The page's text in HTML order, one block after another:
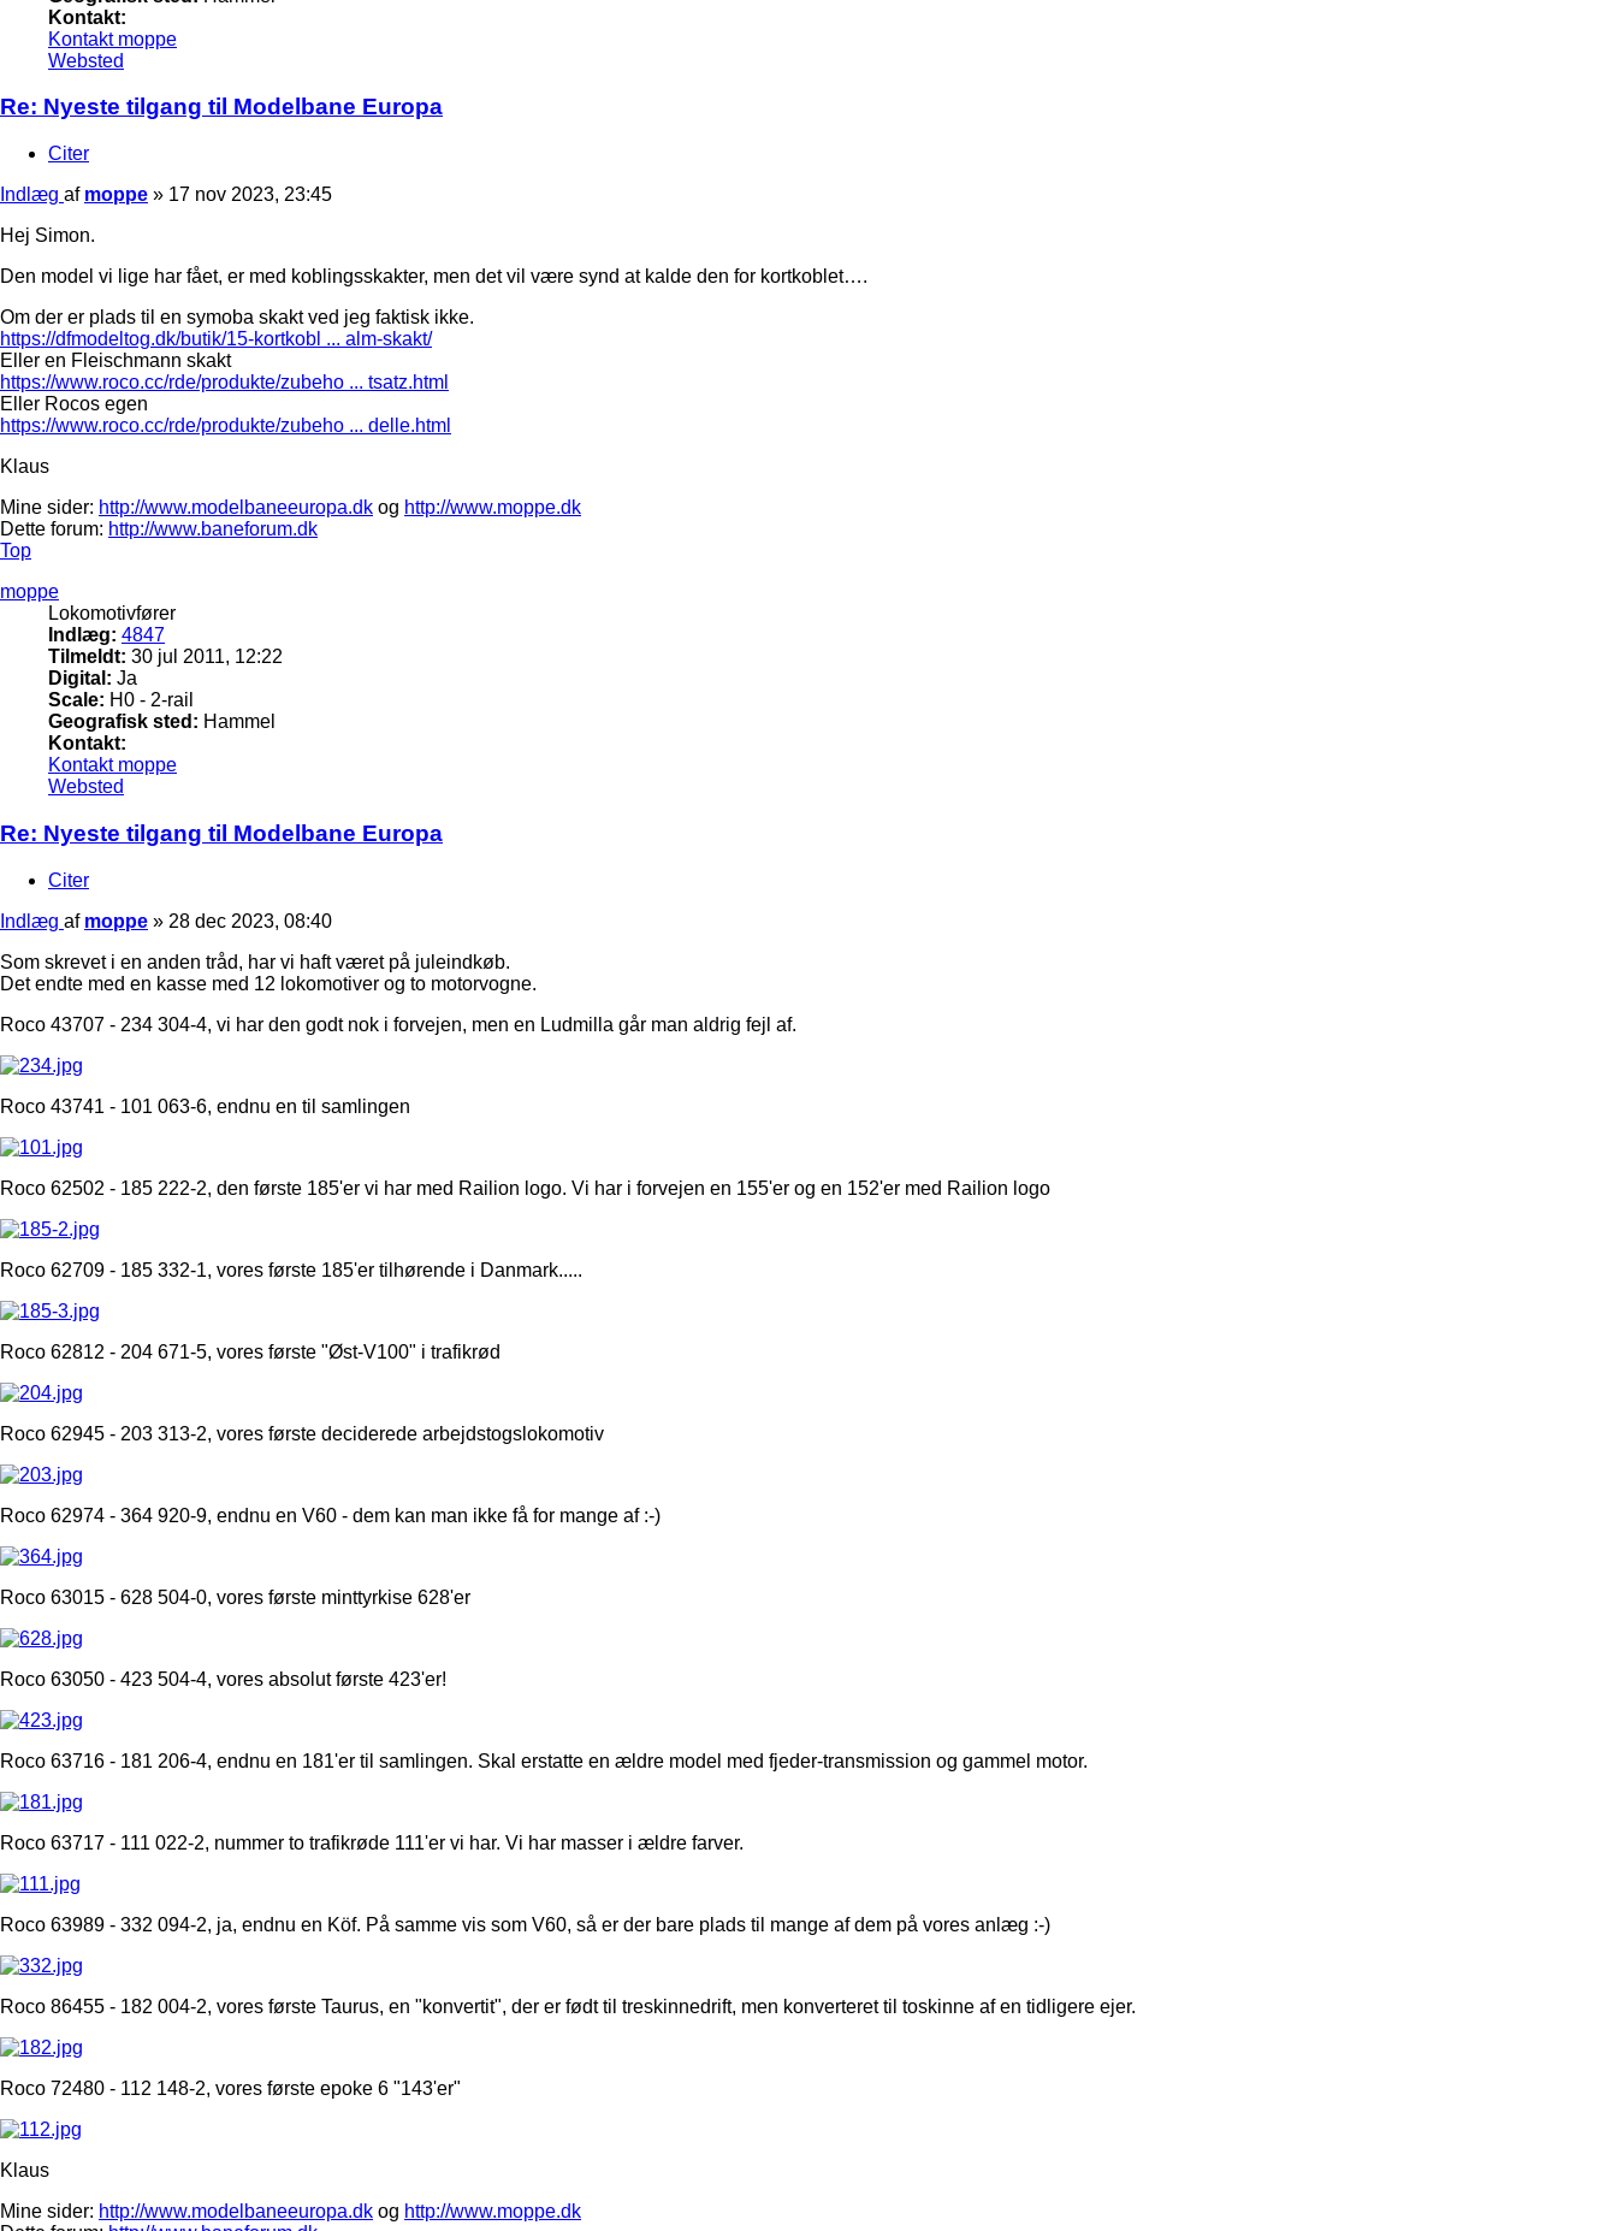
Kontakt:
Kontakt moppe
Websted
Re: Nyeste tilgang til Modelbane Europa
Citer
Indlæg af moppe » 17 nov 2023, 23:45
Hej Simon.
Den model vi lige har fået, er med koblingsskakter, men det vil være synd at kalde den for kortkoblet….
Om der er plads til en symoba skakt ved jeg faktisk ikke.
https://dfmodeltog.dk/butik/15-kortkobl ... alm-skakt/
Eller en Fleischmann skakt
https://www.roco.cc/rde/produkte/zubeho ... tsatz.html
Eller Rocos egen
https://www.roco.cc/rde/produkte/zubeho ... delle.html
Klaus
Mine sider: http://www.modelbaneeuropa.dk og http://www.moppe.dk
Dette forum: http://www.baneforum.dk
Top
moppe
Lokomotivfører
Indlæg: 4847
Tilmeldt: 30 jul 2011, 12:22
Digital: Ja
Scale: H0 - 2-rail
Geografisk sted: Hammel
Kontakt:
Kontakt moppe
Websted
Re: Nyeste tilgang til Modelbane Europa
Citer
Indlæg af moppe » 28 dec 2023, 08:40
Som skrevet i en anden tråd, har vi haft været på juleindkøb.
Det endte med en kasse med 12 lokomotiver og to motorvogne.
Roco 43707 - 234 304-4, vi har den godt nok i forvejen, men en Ludmilla går man aldrig fejl af.
Roco 43741 - 101 063-6, endnu en til samlingen
Roco 62502 - 185 222-2, den første 185'er vi har med Railion logo. Vi har i forvejen en 155'er og en 152'er med Railion logo
Roco 62709 - 185 332-1, vores første 185'er tilhørende i Danmark.....
Roco 62812 - 204 671-5, vores første "Øst-V100" i trafikrød
Roco 62945 - 203 313-2, vores første deciderede arbejdstogslokomotiv
Roco 62974 - 364 920-9, endnu en V60 - dem kan man ikke få for mange af :-)
Roco 63015 - 628 504-0, vores første minttyrkise 628'er
Roco 63050 - 423 504-4, vores absolut første 423'er!
Roco 63716 - 181 206-4, endnu en 181'er til samlingen. Skal erstatte en ældre model med fjeder-transmission og gammel motor.
Roco 63717 - 111 022-2, nummer to trafikrøde 111'er vi har. Vi har masser i ældre farver.
Roco 63989 - 332 094-2, ja, endnu en Köf. På samme vis som V60, så er der bare plads til mange af dem på vores anlæg :-)
Roco 86455 - 182 004-2, vores første Taurus, en "konvertit", der er født til treskinnedrift, men konverteret til toskinne af en tidligere ejer.
Roco 72480 - 112 148-2, vores første epoke 6 "143'er"
Klaus
Mine sider: http://www.modelbaneeuropa.dk og http://www.moppe.dk